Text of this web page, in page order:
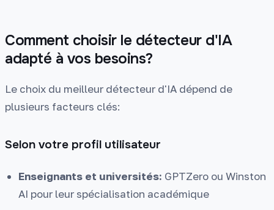
Comment choisir le détecteur d'IA
adapté à vos besoins?
Le choix du meilleur détecteur d'IA dépend de
plusieurs facteurs clés:
Selon votre profil utilisateur
Enseignants et universités: GPTZero ou Winston
AI pour leur spécialisation académique